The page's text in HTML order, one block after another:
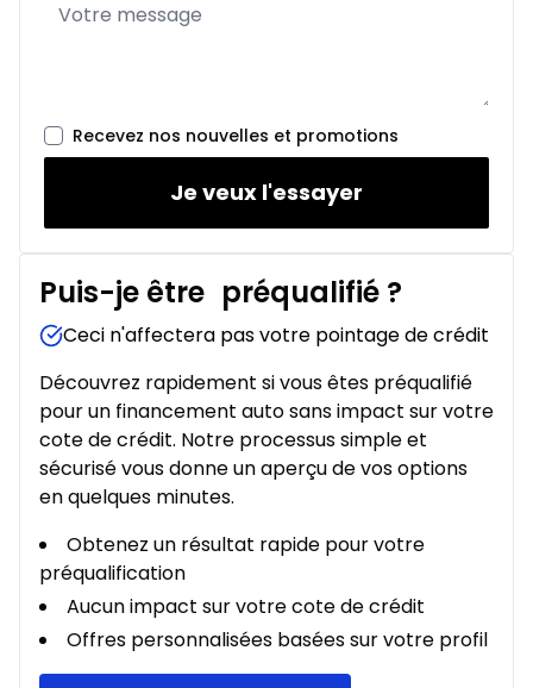
Recevez nos nouvelles et promotions
Je veux l'essayer
Puis-je être préqualifié ?
Ceci n'affectera pas votre pointage de crédit
Découvrez rapidement si vous êtes préqualifié
pour un financement auto sans impact sur votre
cote de crédit. Notre processus simple et
sécurisé vous donne un aperçu de vos options
en quelques minutes.
Obtenez un résultat rapide pour votre
préqualification
Aucun impact sur votre cote de crédit
Offres personnalisées basées sur votre profil